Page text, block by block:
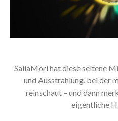
SaliaMori hat diese seltene
und Ausstrahlung, bei der
reinschaut – und dann
eigentliche